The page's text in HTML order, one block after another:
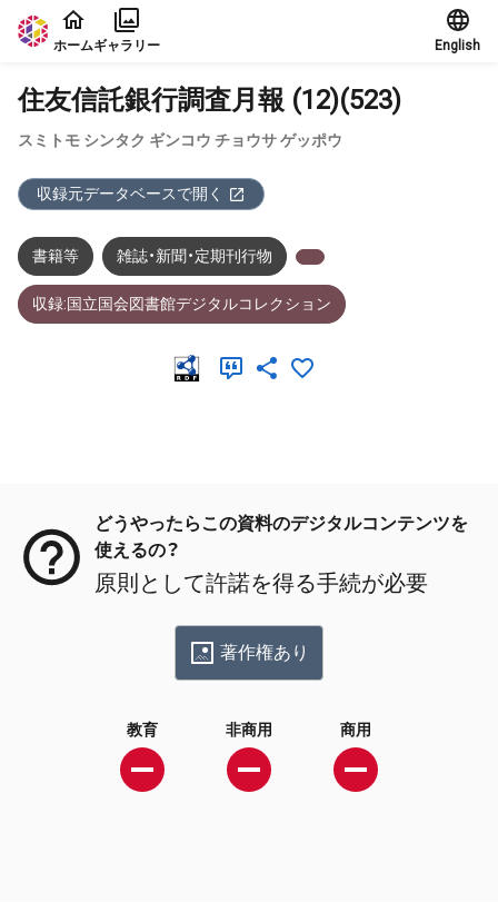
本文に飛ぶ
ホームギャラリー English
住友信託銀行調査月報 (12)(523)
スミトモ シンタク ギンコウ チョウサ ゲッポウ
収録元データベースで開く
書籍等 雑誌・新聞・定期刊行物
収録:国立国会図書館デジタルコレクション
どうやったらこの資料のデジタルコンテンツを
使えるの？
原則として許諾を得る手続が必要
著作権あり
教育 非商用 商用